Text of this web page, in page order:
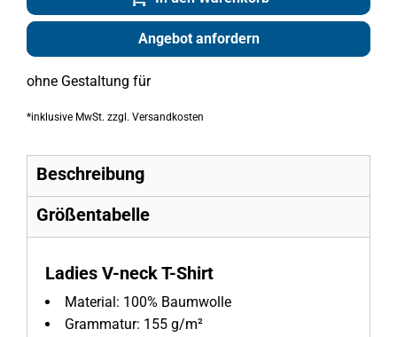
ohne Gestaltung für
*inklusive MwSt. zzgl. Versandkosten
Beschreibung
Größentabelle
Ladies V-neck T-Shirt
Material: 100% Baumwolle
Grammatur: 155 g/m²
Angebot anfordern